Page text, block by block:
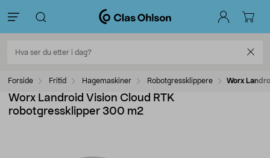
Forside Fritid Hagemaskiner Robotgressklippere Worx
Worx Landroid Vision Cloud RTK
robotgressklipper 300 m2